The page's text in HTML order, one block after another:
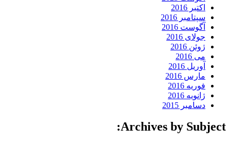
اکتبر 2016
سپتامبر 2016
آگوست 2016
جولای 2016
ژوئن 2016
می 2016
آوریل 2016
مارس 2016
فوریه 2016
ژانویه 2016
دسامبر 2015
Archives by Subject: